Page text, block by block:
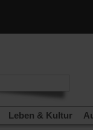
Leben & Kultur